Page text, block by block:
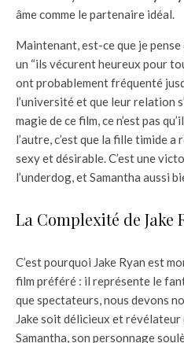
âme comme le partenaire idéal.
Maintenant, est-ce que je
un “ils vécurent heureux pour
ont probablement fréquenté
l’université et que leur relation
magie de ce film, ce n’est pas
l’autre, c’est que la fille timide
sexy et désirable. C’est une
l’underdog, et Samantha aussi
La Complexité de Jake
C’est pourquoi Jake Ryan est
film préféré : il représente le
que spectateurs, nous devons
Jake soit délicieux et
Samantha, son personnage